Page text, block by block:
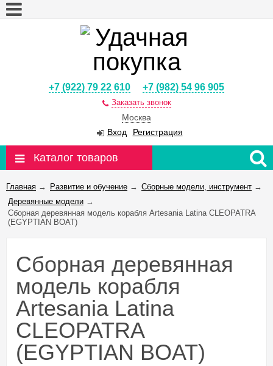
+7 (922) 79 22 610 +7 (982) 54 96 905
Заказать звонок
Москва
Вход
Регистрация
Каталог товаров
Главная → Развитие и обучение → Сборные модели, инструмент →
Деревянные модели →
Сборная деревянная модель корабля Artesania Latina CLEOPATRA
(EGYPTIAN BOAT)
Сборная деревянная
модель корабля
Artesania Latina
CLEOPATRA
(EGYPTIAN BOAT)